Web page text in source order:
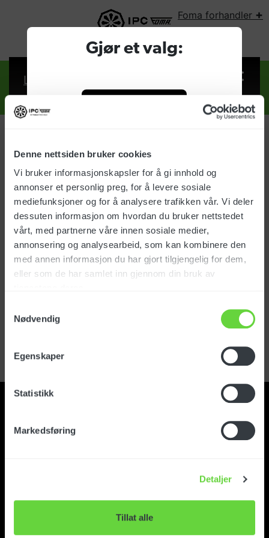
Denne nettsiden bruker cookies
Vi bruker informasjonskapsler for å gi innhold og
annonser et personlig preg, for å levere sosiale
mediefunksjoner og for å analysere trafikken vår. Vi deler
dessuten informasjon om hvordan du bruker nettstedet
vårt, med partnerne våre innen sosiale medier,
annonsering og analysearbeid, som kan kombinere den
med annen informasjon du har gjort tilgjengelig for dem,
eller som de har samlet inn gjennom din bruk av
Nødvendig
Egenskaper
Statistikk
Markedsføring
Detaljer
Tillat alle
Gjør et valg:
Privat
Foma forhandler +
VELG LAND:
Logg inn
Logg inn
Brukernavn:
Passord: